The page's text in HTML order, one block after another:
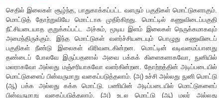
மொட்டுகள் (Buds)
செதில் இலைகள் சூழ்ந்த, பாதுகாக்கப்பட்ட வளரும் பகுதிகள்
மொட்டுத் தோற்றுவியே மொட்டாக முதிர்கிறது. மொட்டில்
நீட்சியடையாத குறுக்கப்பட்ட அச்சும், மூடிய இளம் இலைகள்